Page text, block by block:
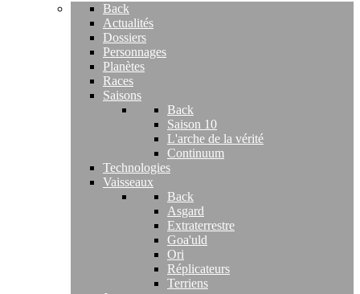
Back
Actualités
Dossiers
Personnages
Planètes
Races
Saisons
Back
Saison 10
L'arche de la vérité
Continuum
Technologies
Vaisseaux
Back
Asgard
Extraterrestre
Goa'uld
Ori
Réplicateurs
Terriens